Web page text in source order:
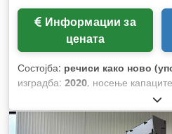
цената
Состојба: речиси како ново
изградба: 2020, носење
,
работни часови:3.869 h, тип на
триплекс